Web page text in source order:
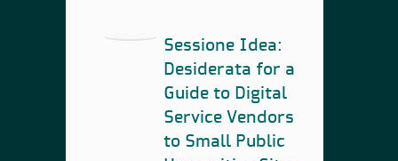
Sessione Idea:
Desiderata for a
Guide to Digital
Service Vendors
to Small Public